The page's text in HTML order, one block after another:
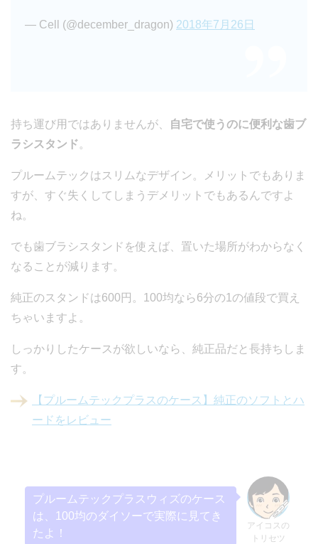
— Cell (@december_dragon) 2018年7月26日
持ち運び用ではありませんが、
自宅で使うのに便利な歯ブ
ラシスタンド。
プルームテックはスリムなデザイン。メリットでもありま
すが、すぐ失くしてしまうデメリットでもあるんですよ
ね。
でも歯ブラシスタンドを使えば、置いた場所がわからなく
なることが減ります。
純正のスタンドは600円。100均なら6分の1の値段で買え
ちゃいますよ。
しっかりしたケースが欲しいなら、純正品だと長持ちしま
す。
【プルームテックプラスのケース】純正のソフトとハ
ードをレビュー
アイコスの
トリセツ
プルームテックプラスウィズのケース
は、100均のダイソーで実際に見てき
たよ！